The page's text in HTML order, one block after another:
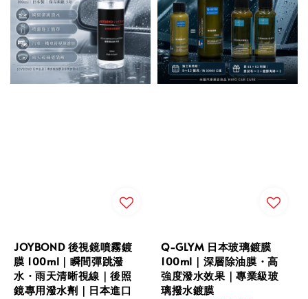
JOYBOND 後視鏡噴霧鍍
膜 100ml｜瞬間彈跳潑
水・雨天清晰視線｜後照
鏡專用潑水劑｜日本進口
Q-GLYM 日本玻璃鍍膜
100ml｜深層除油膜・高
強度潑水效果｜專業級玻
璃撥水鍍膜